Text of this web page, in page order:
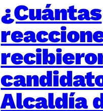
¿Cuántas
Alcaldía